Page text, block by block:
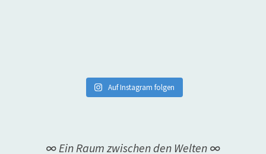
Auf Instagram folgen
∞ Ein Raum zwischen den Welten ∞